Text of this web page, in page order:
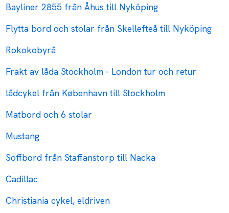
Bayliner 2855 från Åhus till Nyköping
Flytta bord och stolar från Skellefteå till Nyköping
Rokokobyrå
Frakt av låda Stockholm - London tur och retur
lådcykel från København till Stockholm
Matbord och 6 stolar
Mustang
Soffbord från Staffanstorp till Nacka
Cadillac
Christiania cykel, eldriven